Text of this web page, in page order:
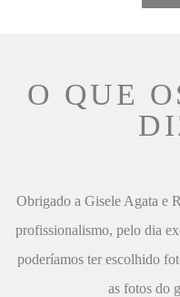
O QUE
Obrigado a Gisele Agata e
profissionalismo, pelo dia
poderíamos ter escolhido
as fotos do